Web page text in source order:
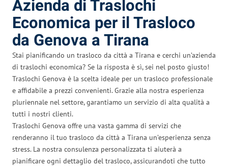
Azienda di Traslochi
Economica per il Trasloco
da Genova a Tirana
Stai pianificando un trasloco da città a Tirana e cerchi un’azienda
di traslochi economica? Se la risposta è sì, sei nel posto giusto!
Traslochi Genova è la scelta ideale per un trasloco professionale
e affidabile a prezzi convenienti. Grazie alla nostra esperienza
pluriennale nel settore, garantiamo un servizio di alta qualità a
tutti i nostri clienti.
Traslochi Genova offre una vasta gamma di servizi che
renderanno il tuo trasloco da città a Tirana un’esperienza senza
stress. La nostra consulenza personalizzata ti aiuterà a
pianificare ogni dettaglio del trasloco, assicurandoti che tutto